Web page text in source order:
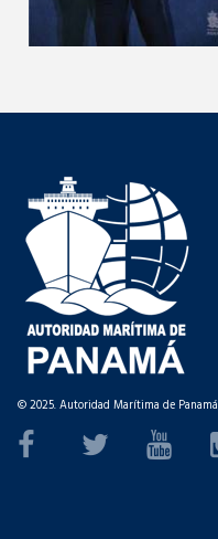
© 2025. Autoridad Marítima de Panamá